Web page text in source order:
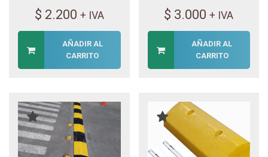
$ 2.200 + IVA
AÑADIR AL
CARRITO
$ 3.000 + IVA
AÑADIR AL
CARRITO